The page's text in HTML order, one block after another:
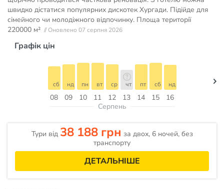
швидко дістатися популярних дискотек Хургади. Підійде для
сімейного чи молодіжного відпочинку. Площа території
220000 м² // Оновлено 07 серпня 2026
Графік цін
08
сб
09
нд
10
пн
11
вт
12
ср
13
чт
14
пт
15
сб
16
нд
Серпень
Тури від 38 188 грн за двох, 6 ночей, без
транспорту
ДЕТАЛЬНІШЕ